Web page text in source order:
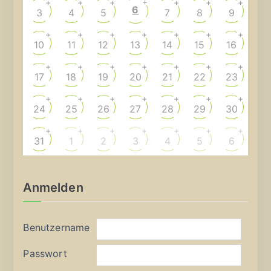
3
+
4
+
5
+
6 7
+
8
+
9
+
10
+
11
+
12
+
13
+
14
+
15
+
16
+
17
+
18
+
19
+
20
+
21
+
22
+
23
+
24
+
25
+
26
+
27
+
28
+
29
+
30
+
31
+
1
+
2
+
3
+
4
+
5
+
6
+
Anmelden
Benutzername
Passwort